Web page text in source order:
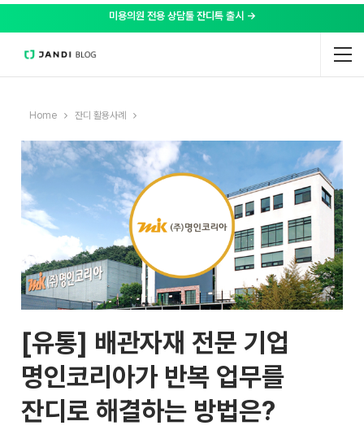
미용의원 전용 상담툴 잔디톡 출시 →
Home 잔디 활용사례
[유통] 배관자재 전문 기업
명인코리아가 반복 업무를
잔디로 해결하는 방법은?